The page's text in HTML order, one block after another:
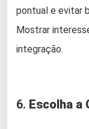
pontual e evitar
Mostrar
integração.
6. Escolha a